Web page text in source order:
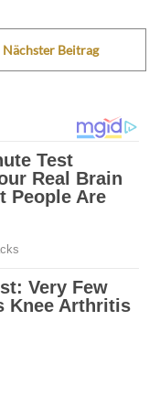
Nächster Beitrag